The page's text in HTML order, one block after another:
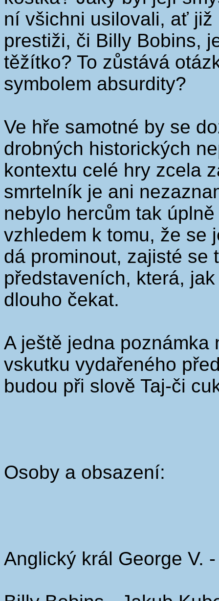
ní všichni usilovali, ať
prestiži, či Billy Bobins,
těžítko? To zůstává
symbolem absurdity?
Ve hře samotné by se
drobných historických
kontextu celé hry zcela
smrtelník je ani
nebylo hercům tak
vzhledem k tomu, že se
dá prominout, zajisté se
představeních, která,
dlouho čekat.
A ještě jedna poznámka
vskutku vydařeného
budou při slově Taj-či
Osoby a obsazení:
Anglický král George V.